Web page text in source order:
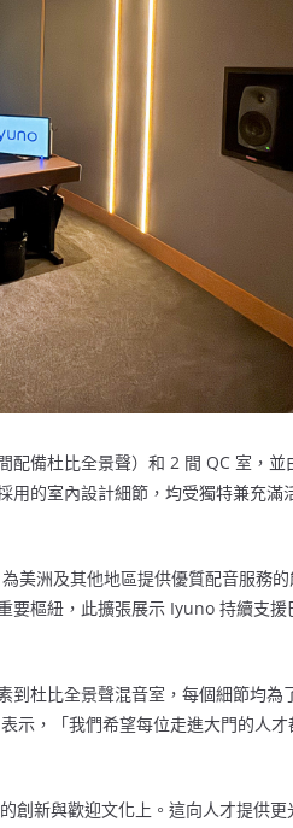
備杜比全景聲）和 2 間 QC 室，並
用的室內設計細節，均受獨特兼充滿
美洲及其他地區提供優質配音服務
要樞紐，此擴張展示 Iyuno 持續支援
到杜比全景聲混音室，每個細節均為
表示，「我們希望每位走進大門的人
新與歡迎文化上。這向人才提供更